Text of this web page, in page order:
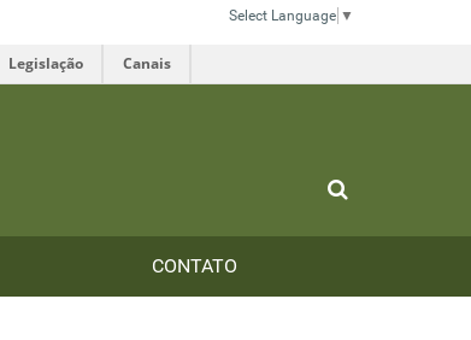
Select Language ▼
Legislação Canais
CONTATO